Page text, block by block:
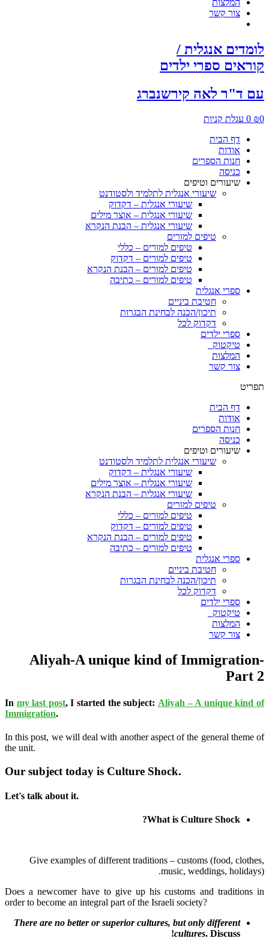
צור קשר
לומדים אנגלית /
קוראים ספרי ילדים
עם ד"ר לאה קירשנברג
₪0
0 עגלת קניות
דף הבית
אודות
חנות הספרים
כניסה
שיעורים וטיפים
שיעורי אנגלית לתלמיד ולסטודנט
שיעורי אנגלית – דקדוק
שיעורי אנגלית – אוצר מילים
שיעורי אנגלית – הבנת הנקרא
טיפים למורים
טיפים למורים – כללי
טיפים למורים – דקדוק
טיפים למורים – הבנת הנקרא
טיפים למורים – כתיבה
ספרי אנגלית
חטיבת ביניים
תיכון/הכנה לבחינת הבגרות
דקדוק לכל
ספרי ילדים
טיקטוק
המלצות
צור קשר
תפריט
דף הבית
אודות
חנות הספרים
כניסה
שיעורים וטיפים
שיעורי אנגלית לתלמיד ולסטודנט
שיעורי אנגלית – דקדוק
שיעורי אנגלית – אוצר מילים
שיעורי אנגלית – הבנת הנקרא
טיפים למורים
טיפים למורים – כללי
טיפים למורים – דקדוק
טיפים למורים – הבנת הנקרא
טיפים למורים – כתיבה
ספרי אנגלית
חטיבת ביניים
תיכון/הכנה לבחינת הבגרות
דקדוק לכל
ספרי ילדים
טיקטוק
המלצות
צור קשר
Aliyah-A unique kind of Immigration-
Part 2
In my last post,I started the subject: Aliyah – A unique kind of
Immigration.
In this post, we will deal with another aspect of the general theme of
the unit.
Our subject today is Culture Shock.
Let's talk about it.
What is Culture Shock?
Give examples of different traditions – customs (food, clothes,
music, weddings, holidays).
Does a newcomer have to give up his customs and traditions in
order to become an integral part of the Israeli society?
There are no better or superior cultures, but only different
cultures. Discuss!